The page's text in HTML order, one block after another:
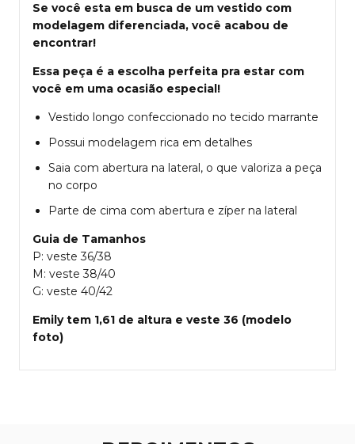
Se você esta em busca de um vestido com
modelagem diferenciada, você acabou de
encontrar!
Essa peça é a escolha perfeita pra estar com
você em uma ocasião especial!
Vestido longo confeccionado no tecido marrante
Possui modelagem rica em detalhes
Saia com abertura na lateral, o que valoriza a peça
no corpo
Parte de cima com abertura e zíper na lateral
Guia de Tamanhos
P: veste 36/38
M: veste 38/40
G: veste 40/42
Emily tem 1,61 de altura e veste 36 (modelo
foto)